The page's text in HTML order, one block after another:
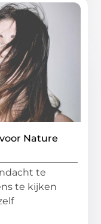
Nature
te
te kijken